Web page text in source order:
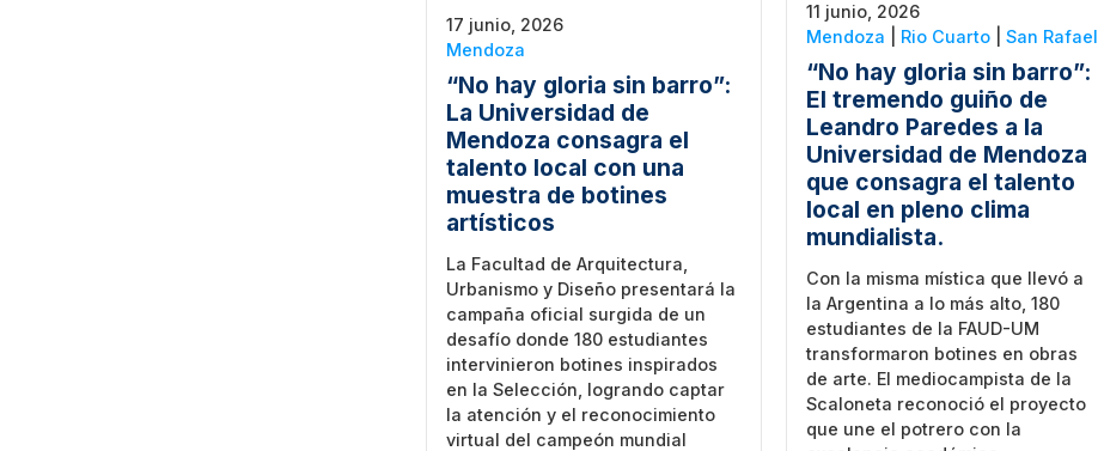
17 junio, 2026
Mendoza
“No hay gloria sin barro”:
La Universidad de
Mendoza consagra el
talento local con una
muestra de botines
artísticos
La Facultad de Arquitectura,
Urbanismo y Diseño presentará la
campaña oficial surgida de un
desafío donde 180 estudiantes
intervinieron botines inspirados
en la Selección, logrando captar
la atención y el reconocimiento
virtual del campeón mundial
11 junio, 2026
Mendoza
Rio Cuarto |San Rafael
“No hay gloria sin barro”:
El tremendo guiño de
Leandro Paredes a la
Universidad de Mendoza
que consagra el talento
local en pleno clima
mundialista.
Con la misma mística que llevó a
la Argentina a lo más alto, 180
estudiantes de la FAUD-UM
transformaron botines en obras
de arte. El mediocampista de la
Scaloneta reconoció el proyecto
que une el potrero con la